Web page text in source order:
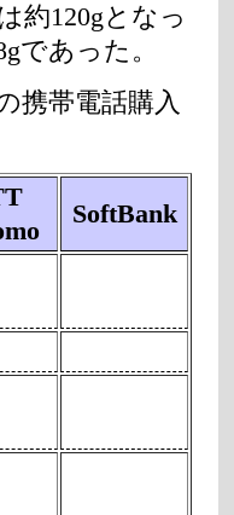
約120gとなっ
であった。
携帯電話購入
SoftBank